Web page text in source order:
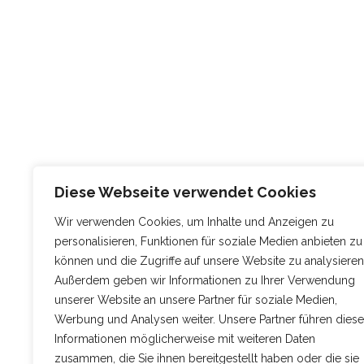
Diese Webseite verwendet Cookies
Wir verwenden Cookies, um Inhalte und Anzeigen zu
personalisieren, Funktionen für soziale Medien anbieten zu
können und die Zugriffe auf unsere Website zu
Außerdem geben wir Informationen zu Ihrer Verwendung
unserer Website an unsere Partner für soziale Medien,
Werbung und Analysen weiter. Unsere Partner führen diese
Informationen möglicherweise mit weiteren Daten
zusammen, die Sie ihnen bereitgestellt haben oder die sie